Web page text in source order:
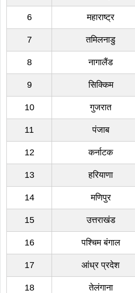
6 महाराष्ट्र
7 तमिलनाडु
8 नागालैंड
9 सिक्किम
10 गुजरात
11 पंजाब
12 कर्नाटक
13 हरियाणा
14 मणिपुर
15 उत्तराखंड
16 पश्चिम बंगाल
17 आंध्र प्रदेश
18 तेलंगाना